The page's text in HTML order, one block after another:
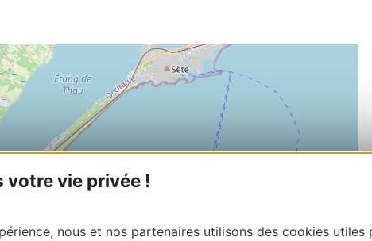
votre vie privée !
nous et nos partenaires utilisons des cookies utiles